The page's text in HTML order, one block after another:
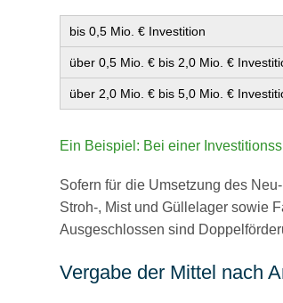
bis 0,5 Mio. € Investition
über 0,5 Mio. € bis 2,0 Mio. €
über 2,0 Mio. € bis 5,0 Mio. €
Ein Beispiel: Bei einer
Sofern für die Umsetzung des
Stroh-, Mist und Güllelager sowie
Ausgeschlossen sind
Vergabe der Mittel nach